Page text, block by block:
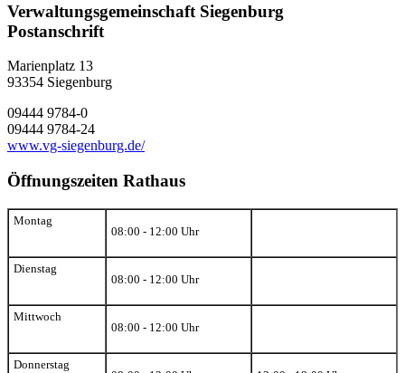
Verwaltungsgemeinschaft Siegenburg
Postanschrift
Marienplatz 13
93354 Siegenburg
09444 9784-0
09444 9784-24
www.vg-siegenburg.de/
Öffnungszeiten Rathaus
Montag
08:00 - 12:00 Uhr
Dienstag
08:00 - 12:00 Uhr
Mittwoch
08:00 - 12:00 Uhr
Donnerstag